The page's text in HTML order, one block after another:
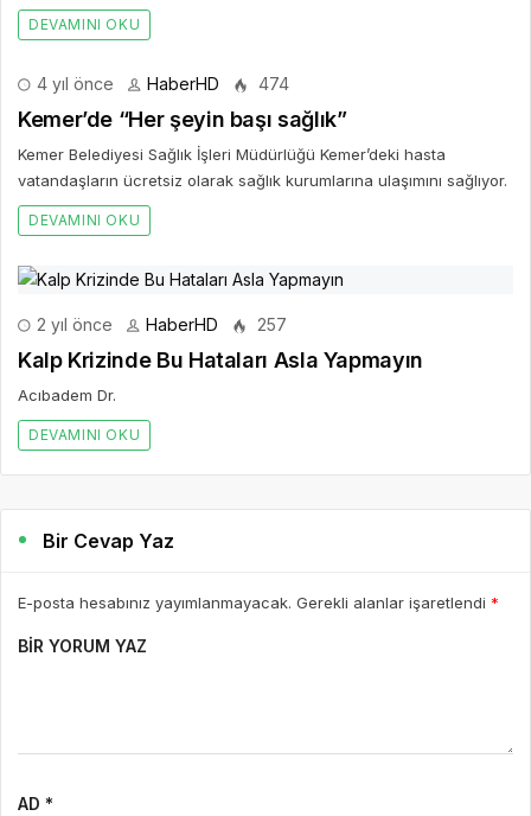
DEVAMINI OKU
4 yıl önce HaberHD 474
Kemer’de “Her şeyin başı sağlık”
Kemer Belediyesi Sağlık İşleri Müdürlüğü Kemer’deki hasta
vatandaşların ücretsiz olarak sağlık kurumlarına ulaşımını sağlıyor.
DEVAMINI OKU
2 yıl önce HaberHD 257
Kalp Krizinde Bu Hataları Asla Yapmayın
Acıbadem Dr.
DEVAMINI OKU
Bir Cevap Yaz
E-posta hesabınız yayımlanmayacak. Gerekli alanlar işaretlendi *
BIR YORUM YAZ
AD *